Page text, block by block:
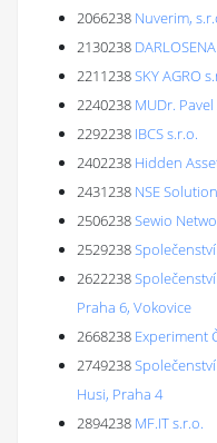
2066238 Nuverim,
2130238
2211238SKY AGRO
2240238 MUDr.
2292238 IBCS s.r.o.
2402238 Hidden
2431238 NSE
2506238Sewio
2529238
2622238
Praha 6, Vokovice
2668238 Experiment
2749238
Husi, Praha 4
2894238 MF.IT s.r.o.